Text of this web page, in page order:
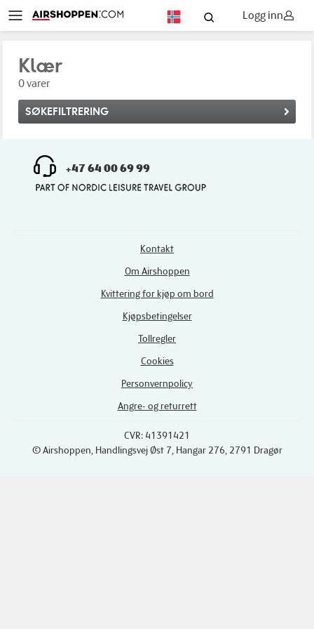
Logg inn
Klær
0 varer
SØKEFILTRERING
+47 64 00 69 99
Kontakt
Om Airshoppen
Kvittering for kjøp om bord
Kjøpsbetingelser
Tollregler
Cookies
Personvernpolicy
Angre- og returrett
CVR: 41391421
© Airshoppen , Handlingsvej Øst 7, Hangar 276, 2791 Dragør